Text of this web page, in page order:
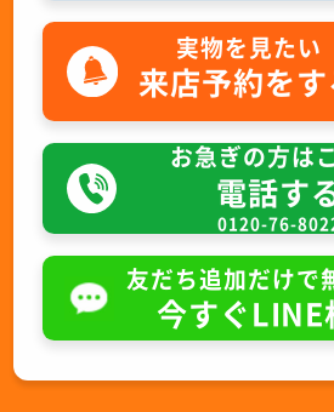
実物を見たい
来店予約をす
お急ぎの方は
電話す
0120-76-
友だち追加だけで
今すぐLINE